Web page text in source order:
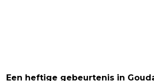
Een heftige gebeurtenis in